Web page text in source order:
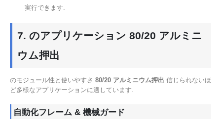
実行できます.
7. のアプリケーション 80/20 アルミニ
ウム押出
のモジュール性と使いやすさ 80/20 アルミニウム押出 信じられないほ
ど多様なアプリケーションに適しています.
自動化フレーム & 機械ガード